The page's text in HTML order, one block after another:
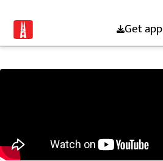
Get app